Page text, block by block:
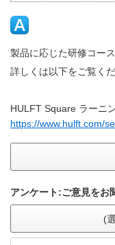
製品に応じた研修コー
詳しくは以下をご覧くだ
HULFT Square ラーニ
https://www.hulft.com/
アンケート:ご意見をお
(